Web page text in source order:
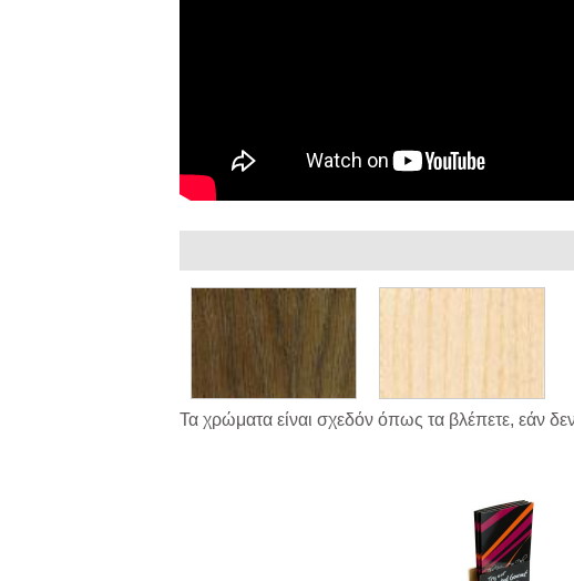
Τα χρώματα είναι σχεδόν όπως τα βλέπετε, εάν